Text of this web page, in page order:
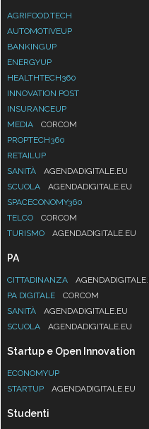
AGRIFOOD.TECH
AUTOMOTIVEUP
BANKINGUP
ENERGYUP
HEALTHTECH360
INNOVATION POST
INSURANCEUP
MEDIA
CORCOM
PROPTECH360
RETAILUP
SANITÀ
AGENDADIGITALE.EU
SCUOLA
AGENDADIGITALE.EU
SPACECONOMY360
TELCO
CORCOM
TURISMO
AGENDADIGITALE.EU
PA
CITTADINANZA
PA DIGITALE
CORCOM
SANITÀ
AGENDADIGITALE.EU
SCUOLA
AGENDADIGITALE.EU
Startup e Open Innovation
ECONOMYUP
STARTUP
AGENDADIGITALE.EU
Studenti